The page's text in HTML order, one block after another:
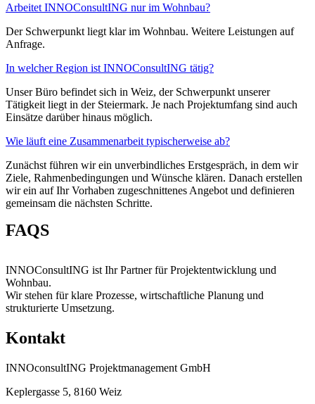
Arbeitet INNOConsultING nur im Wohnbau?
Der Schwerpunkt liegt klar im Wohnbau. Weitere Leistungen auf
Anfrage.
In welcher Region ist INNOConsultING tätig?
Unser Büro befindet sich in Weiz, der Schwerpunkt unserer
Tätigkeit liegt in der Steiermark. Je nach Projektumfang sind auch
Einsätze darüber hinaus möglich.
Wie läuft eine Zusammenarbeit typischerweise ab?
Zunächst führen wir ein unverbindliches Erstgespräch, in dem wir
Ziele, Rahmenbedingungen und Wünsche klären. Danach erstellen
wir ein auf Ihr Vorhaben zugeschnittenes Angebot und definieren
gemeinsam die nächsten Schritte.
FAQS
INNOConsultING ist Ihr Partner für Projektentwicklung und
Wohnbau.
Wir stehen für klare Prozesse, wirtschaftliche Planung und
strukturierte Umsetzung.
Kontakt
INNOconsultING Projektmanagement GmbH
Keplergasse 5, 8160 Weiz